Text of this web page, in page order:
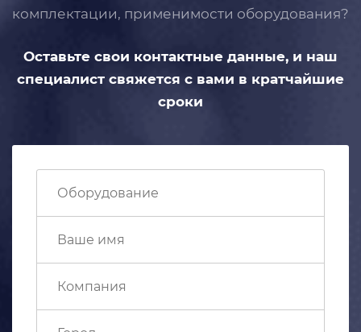
комплектации, применимости оборудования?
Оставьте свои контактные данные, и наш
специалист свяжется с вами в кратчайшие
сроки